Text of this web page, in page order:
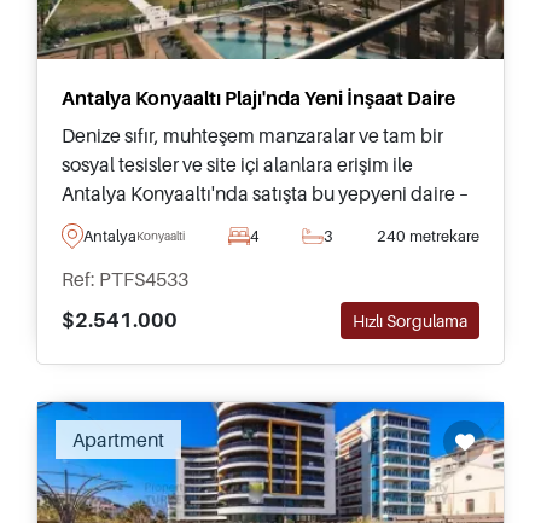
Antalya Konyaaltı Plajı'nda Yeni İnşaat Daire
Denize sıfır, muhteşem manzaralar ve tam bir
sosyal tesisler ve site içi alanlara erişim ile
Antalya Konyaaltı'nda satışta bu yepyeni daire –
bu daire tüm aile için muhteşem bir yaşam alanı
olacaktır.
AntalyaKonyaalti 4 3 240 metrekare
Ref: PTFS4533
$2.541.000
Hızlı Sorgulama
Apartment
Recommended